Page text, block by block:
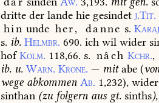
dritte der lande hie gesindet j.Tit.
hin unde her, danne s.
s. ib. Helmbr. 690. ich wil wider
hof Kolm. 118,66. s. nâch Kchr.,
ib. u. Warn. Krone. — mitabe (
wege abkommen Ab. 1,232),
sinthan (zu folgern aus gt. sinths),